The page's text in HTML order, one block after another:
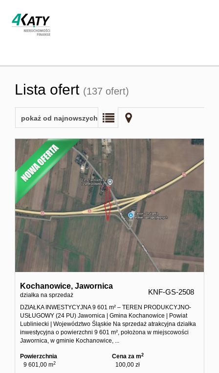
Strona
Oferta
Zgłoś
Zgłoś
Lista ofert (137 ofert)
pokaż od najnowszych
Kochanowice, Jawornica
działka na sprzedaż KNF-GS-2508
DZIAŁKA INWESTYCYJNA 9 601 m² – TEREN PRODUKCYJNO-
USŁUGOWY (24 PU) Jawornica | Gmina Kochanowice | Powiat
Lubliniecki | Województwo Śląskie Na sprzedaż atrakcyjna działka
inwestycyjna o powierzchni 9 601 m², położona w miejscowości
Jawornica, w gminie Kochanowice, ...
Powierzchnia
9 601,00 m2
Cena za m2
100,00 zł